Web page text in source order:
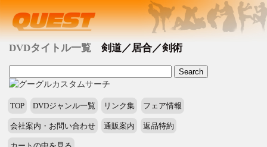
DVDタイトル一覧 剣道／居合／剣術
TOP DVDジャンル一覧 リンク集 フェア情報
会社案内・お問い合わせ 通販案内 返品特約